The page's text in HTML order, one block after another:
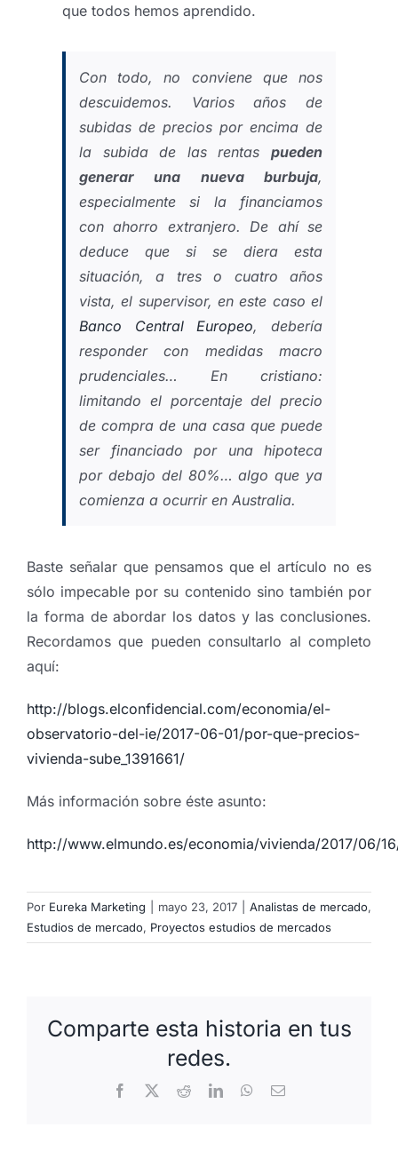
que todos hemos aprendido.
Con todo, no conviene que nos
descuidemos. Varios años de
subidas de precios por encima de
la subida de las rentas pueden
generar una nueva burbuja,
especialmente si la financiamos
con ahorro extranjero. De ahí se
deduce que si se diera esta
situación, a tres o cuatro años
vista, el supervisor, en este caso el
Banco Central Europeo, debería
responder con medidas macro
prudenciales… En cristiano:
limitando el porcentaje del precio
de compra de una casa que puede
ser financiado por una hipoteca
por debajo del 80%… algo que ya
comienza a ocurrir en Australia.
Baste señalar que pensamos que el artículo no es
sólo impecable por su contenido sino también por
la forma de abordar los datos y las conclusiones.
Recordamos que pueden consultarlo al completo
aquí:
http://blogs.elconfidencial.com/economia/el-
observatorio-del-ie/2017-06-01/por-que-precios-
vivienda-sube_1391661/
Más información sobre éste asunto:
http://www.elmundo.es/economia/vivienda/2017/06/
Por Eureka Marketing mayo 23, 2017 Analistas de mercado,
Estudios de mercado, Proyectos estudios de mercados
Comparte esta historia en tus
redes.
Facebook RedditLinkedInWhatsApp
Correo